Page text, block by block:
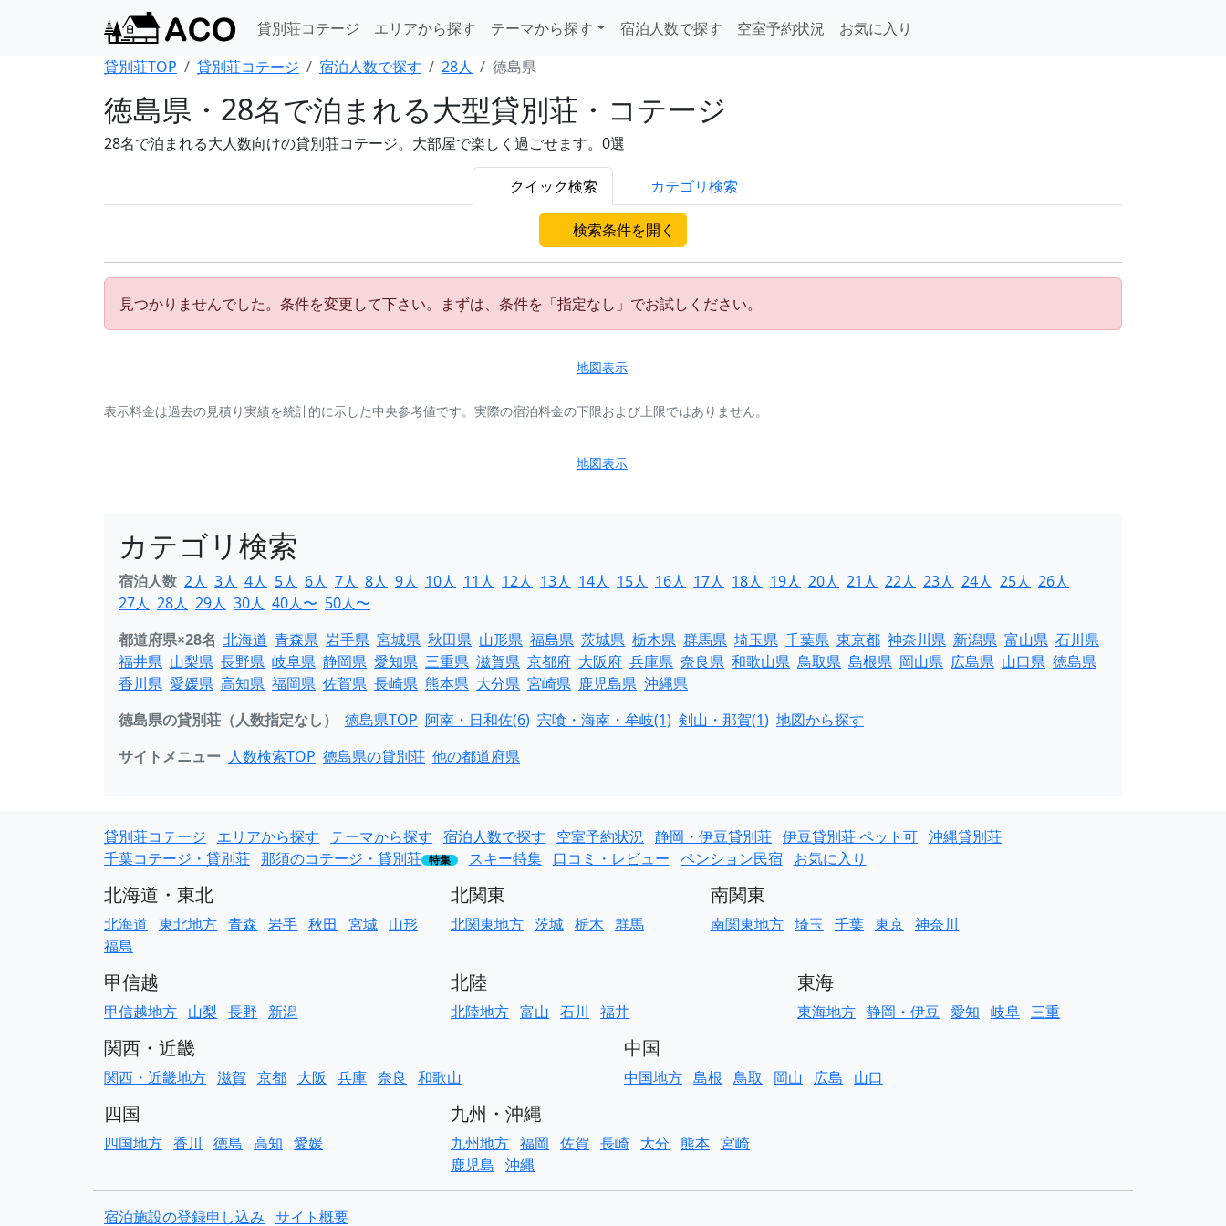
貸別荘コテージ エリアから探す テーマから探す 宿泊人数で探す 空室予約状況
お気に入り
貸別荘TOP
貸別荘コテージ 宿泊人数で探す 28人 徳島県
徳島県・28名で泊まれる大型貸別荘・コテージ
28名で泊まれる大人数向けの貸別荘コテージ。大部屋で楽しく過ごせます。0選
クイック検索 カテゴリ検索
検索条件を開く
見つかりませんでした。条件を変更して下さい。まずは、条件を「指定なし」でお試しください。
地図表示
表示料金は過去の見積り実績を統計的に示した中央参考値です。実際の宿泊料金の下限および上限ではありません。
地図表示
カテゴリ検索
宿泊人数 2人 3人 4人 5人 6人 7人 8人 9人 10人 11人 12人 13人 14人 15人 16人 17人 18人 19人 20人 21人 22人 23人 24人 25人 26人
27人 28人 29人 30人 40人〜 50人〜
都道府県×28名 北海道 青森県 岩手県 宮城県 秋田県 山形県 福島県 茨城県 栃木県 群馬県 埼玉県 千葉県 東京都 神奈川県 新潟県 富山県 石川県
福井県 山梨県 長野県 岐阜県 静岡県 愛知県 三重県 滋賀県 京都府 大阪府 兵庫県 奈良県 和歌山県 鳥取県 島根県 岡山県 広島県 山口県 徳島県
香川県 愛媛県 高知県 福岡県 佐賀県 長崎県 熊本県 大分県 宮崎県 鹿児島県 沖縄県
徳島県の貸別荘（人数指定なし）
徳島県TOP 阿南・日和佐(6) 宍喰・海南・牟岐(1) 剣山・那賀(1) 地図から探す
サイトメニュー 人数検索TOP 徳島県の貸別荘 他の都道府県
貸別荘コテージ エリアから探す テーマから探す 宿泊人数で探す 空室予約状況 静岡・伊豆貸別荘 伊豆貸別荘 ペット可 沖縄貸別荘
千葉コテージ・貸別荘 那須のコテージ・貸別荘 特集 スキー特集 口コミ・レビュー ペンション民宿 お気に入り
北海道・東北
北海道 東北地方 青森 岩手 秋田 宮城 山形
福島
北関東
北関東地方 茨城 栃木 群馬
南関東
南関東地方 埼玉 千葉 東京 神奈川
甲信越
甲信越地方 山梨 長野 新潟
北陸
北陸地方 富山 石川 福井
東海
東海地方 静岡・伊豆 愛知 岐阜 三重
関西・近畿
関西・近畿地方 滋賀 京都 大阪 兵庫 奈良 和歌山
中国
中国地方 島根 鳥取 岡山 広島 山口
四国
四国地方 香川 徳島 高知 愛媛
九州・沖縄
九州地方 福岡 佐賀 長崎 大分 熊本 宮崎
鹿児島 沖縄
宿泊施設の登録申し込み サイト概要